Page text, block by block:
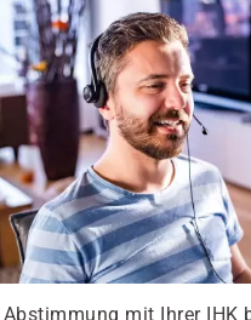
Abstimmung mit Ihrer IHK